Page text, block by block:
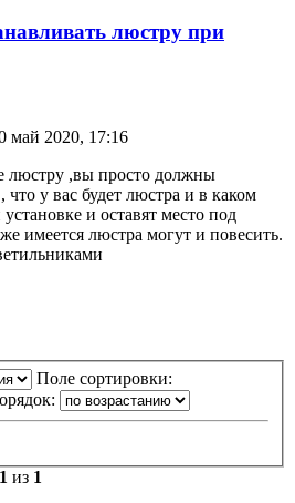
люстру при
май 2020, 17:16
люстру ,вы просто должны
у вас будет люстра и в каком
и оставят место под
имеется люстра могут и повесить.
Поле сортировки:
1 из 1